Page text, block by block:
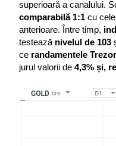
comparabilă 1:1 cu
anterioare. Între timp,
testează nivelul de 103
ce randamentele
jurul valorii de 4,3% și,